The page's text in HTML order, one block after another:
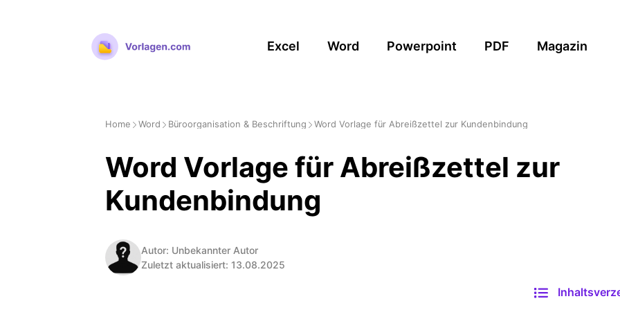
Excel Word Powerpoint PDF Magazin
Home Word Büroorganisation & Beschriftung Word Vorlage für Abreißzettel zur Kundenbindung
Word Vorlage für Abreißzettel zur
Kundenbindung
Autor: Unbekannter Autor
Zuletzt aktualisiert: 13.08.2025